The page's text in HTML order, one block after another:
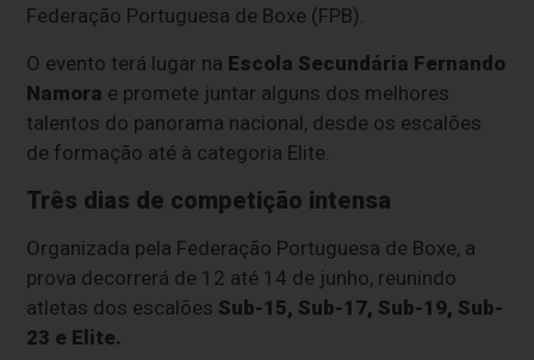
Federação Portuguesa de Boxe (FPB).
O evento terá lugar na Escola Secundária Fernando
Namora e promete juntar alguns dos melhores
talentos do panorama nacional, desde os escalões
de formação até à categoria Elite.
Três dias de competição intensa
Organizada pela Federação Portuguesa de Boxe, a
prova decorrerá de 12 até 14 de junho, reunindo
atletas dos escalões Sub-15, Sub-17, Sub-19, Sub-
23 e Elite.